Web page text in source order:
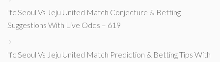
"fc Seoul Vs Jeju United Match Conjecture & Betting
Suggestions With Live Odds – 619
"fc Seoul Vs Jeju United Match Prediction & Betting Tips With